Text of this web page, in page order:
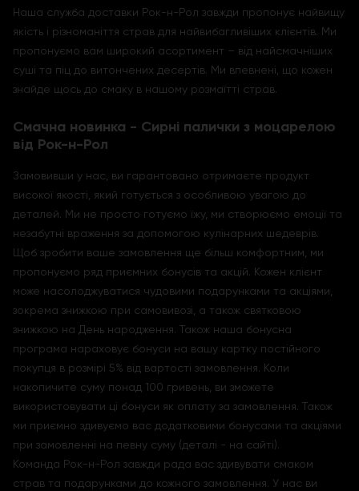
Наша служба доставки Рок-н-Рол завжди пропонує найвищу
якість і різноманіття страв для найвибагливіших клієнтів. Ми
пропонуємо вам широкий асортимент – від найсмачніших
суші та піц до витончених десертів. Ми впевнені, що кожен
знайде щось до смаку в нашому розмаїтті страв.
Смачна новинка - Сирні палички з моцарелою
від Рок-н-Рол
Замовивши у нас, ви гарантовано отримаєте продукт
високої якості, який готується з особливою увагою до
деталей. Ми не просто готуємо їжу, ми створюємо емоції та
незабутні враження за допомогою кулінарних шедеврів.
Щоб зробити ваше замовлення ще більш комфортним, ми
пропонуємо ряд приємних бонусів та акцій. Кожен клієнт
може насолоджуватися чудовими подарунками та акціями,
зокрема знижкою при самовивозі, а також святковою
знижкою на День народження. Також наша бонусна
програма нараховує бонуси на вашу картку постійного
покупця в розмірі 5% від вартості замовлення. Коли
накопичите суму понад 100 гривень, ви зможете
використовувати ці бонуси як оплату за замовлення. Також
ми приємно здивуємо вас додатковими бонусами та акціями
при замовленні на певну суму (деталі - на сайті).
Команда Рок-н-Рол завжди рада вас здивувати смаком
страв та подарунками до кожного замовлення. У нас ви